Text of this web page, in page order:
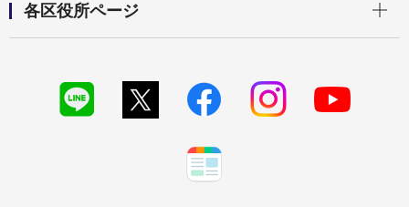
各区役所ページ